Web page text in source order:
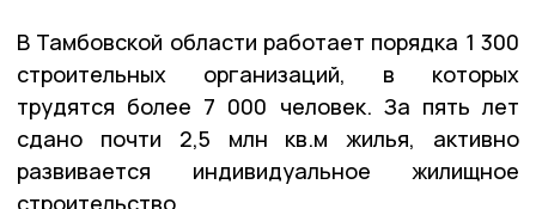
В Тамбовской области работает порядка 1 300
строительных организаций, в которых
трудятся более 7 000 человек. За пять лет
сдано почти 2,5 млн кв.м жилья, активно
развивается индивидуальное жилищное
строительство.